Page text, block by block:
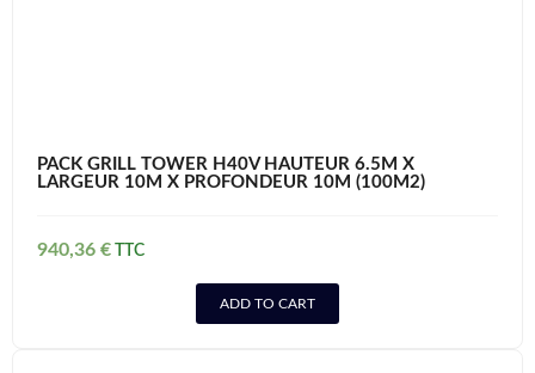
PACK GRILL TOWER H40V HAUTEUR 6.5M X
LARGEUR 10M X PROFONDEUR 10M (100M2)
940,36 €
ADD TO CART